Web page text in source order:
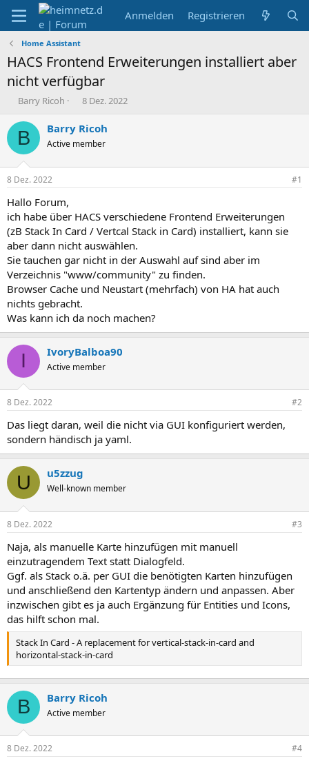
Anmelden Registrieren
Home Assistant
HACS Frontend Erweiterungen installiert aber
nicht verfügbar
E
s
l
e
r
Barry Ricoh
E
s
e
t
m
8 Dez. 2022
B Barry Ricoh
Active member
8 Dez. 2022 #1
Hallo Forum,
ich habe über HACS verschiedene Frontend Erweiterungen
(zB Stack In Card / Vertcal Stack in Card) installiert, kann sie
aber dann nicht auswählen.
Sie tauchen gar nicht in der Auswahl auf sind aber im
Verzeichnis "www/community" zu finden.
Browser Cache und Neustart (mehrfach) von HA hat auch
nichts gebracht.
Was kann ich da noch machen?
I IvoryBalboa90
Active member
8 Dez. 2022 #2
Das liegt daran, weil die nicht via GUI konfiguriert werden,
sondern händisch ja yaml.
U u5zzug
Well-known member
8 Dez. 2022 #3
Naja, als manuelle Karte hinzufügen mit manuell
einzutragendem Text statt Dialogfeld.
Ggf. als Stack o.ä. per GUI die benötigten Karten hinzufügen
und anschließend den Kartentyp ändern und anpassen. Aber
inzwischen gibt es ja auch Ergänzung für Entities und Icons,
das hilft schon mal.
Stack In Card - A replacement for vertical-stack-in-card and
horizontal-stack-in-card
B Barry Ricoh
Active member
8 Dez. 2022 #4